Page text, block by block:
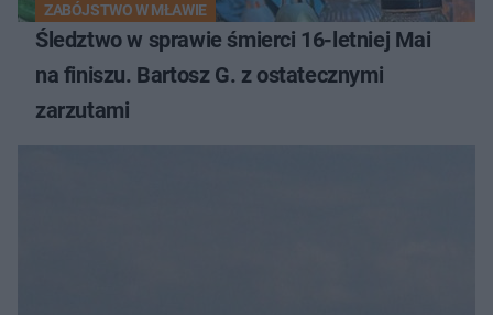
ZABÓJSTWO W MŁAWIE
Śledztwo w sprawie śmierci 16-letniej Mai
na finiszu. Bartosz G. z ostatecznymi
zarzutami